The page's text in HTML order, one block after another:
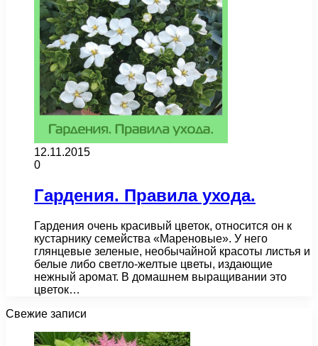
12.11.2015
0
Гардения. Правила ухода.
Гардения очень красивый цветок, относится он к
кустарнику семейства «Мареновые». У него
глянцевые зеленые, необычайной красоты листья и
белые либо светло-желтые цветы, издающие
нежный аромат. В домашнем выращивании это
цветок…
Свежие записи